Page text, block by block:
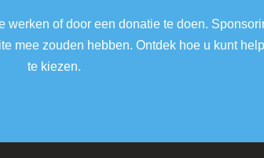
of door een donatie te doen.
mee zouden hebben. Ontdek hoe u kunt
te kiezen.